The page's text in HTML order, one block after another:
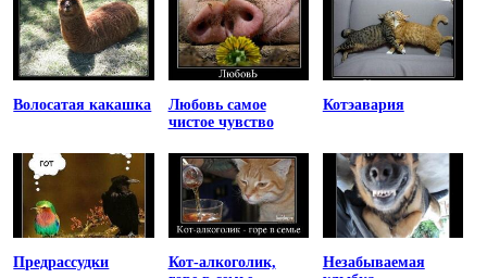
Волосатая какашка
Любовь самое
чистое чувство
Котэавария
Предрассудки
Кот-алкоголик,
Незабываемая